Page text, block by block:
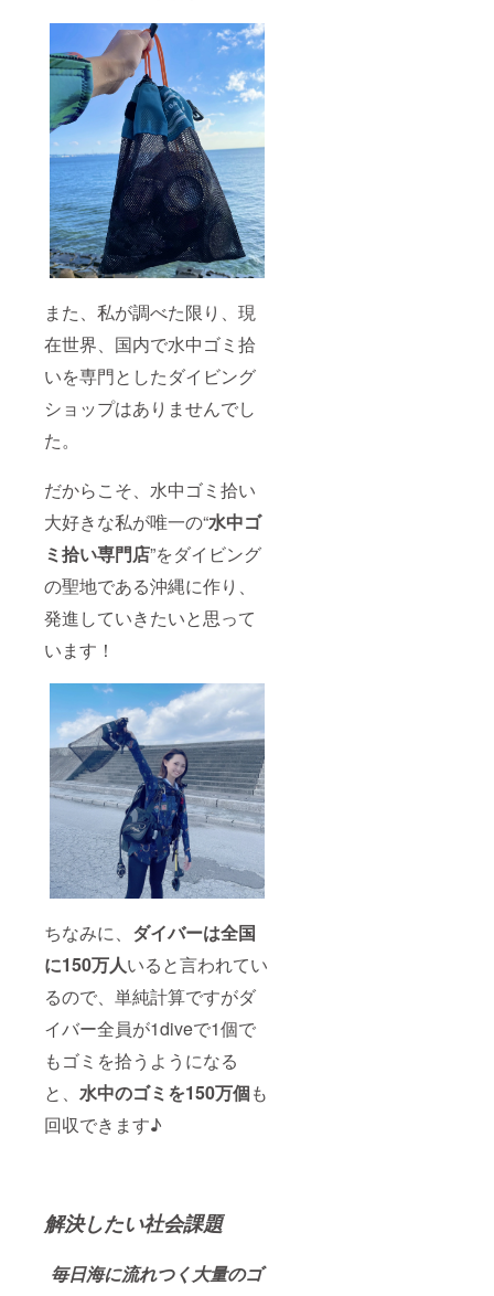
また、私が調べた限り、現
在世界、国内で水中ゴミ拾
いを専門としたダイビング
ショップはありませんでし
た。
だからこそ、水中ゴミ拾い
大好きな私が唯一の“水中ゴ
ミ拾い専門店”をダイビング
の聖地である沖縄に作り、
発進していきたいと思って
います！
ちなみに、 ダイバーは全国
に150万人いると言われてい
るので、単純計算ですがダ
イバー全員が1diveで1個で
もゴミを拾うようになる
と、 水中のゴミを150万個も
回収できます♪
解決したい社会課題
毎日海に流れつく大量のゴ